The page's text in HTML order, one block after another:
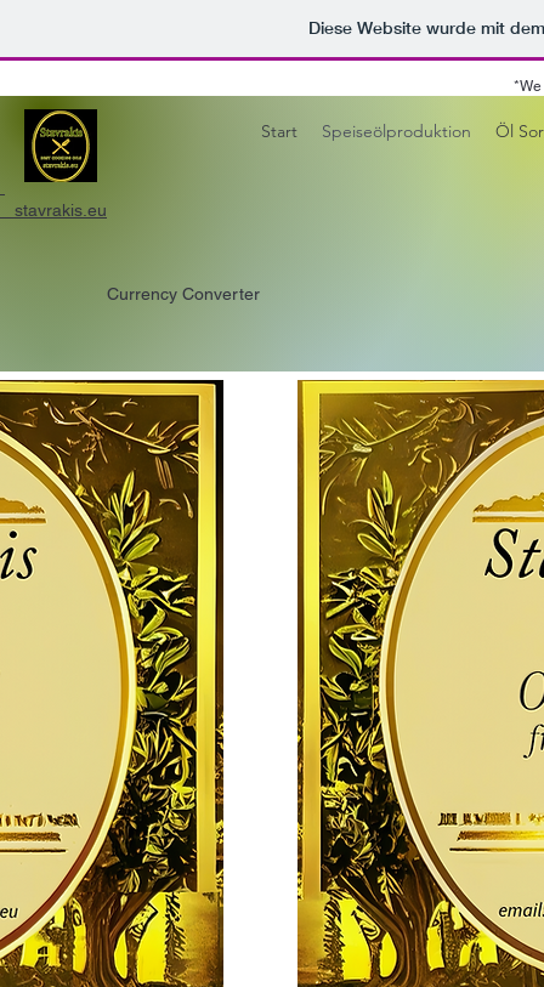
Diese Website wurde mit
*We have been
stavrakis.eu
Start Speiseölproduktion Öl
Currency Converter